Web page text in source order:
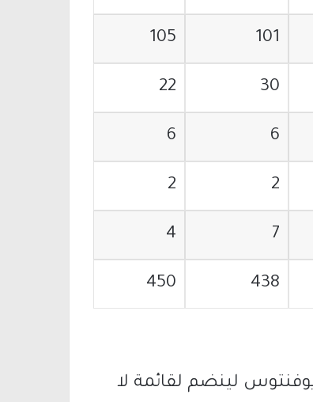
101
105
30
22
6
6
2
2
7
4
438
450
لينضم لقائمة لا